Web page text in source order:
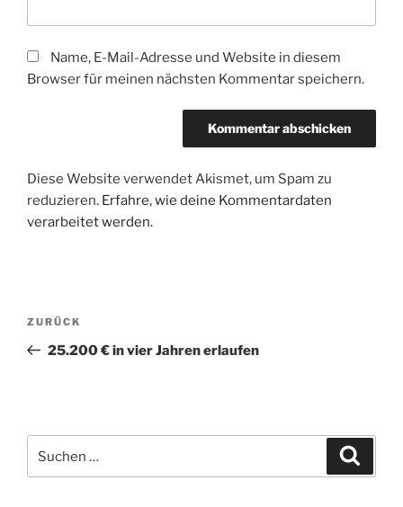
Name, E-Mail-Adresse und Website in diesem
Browser für meinen nächsten Kommentar speichern.
Diese Website verwendet Akismet, um Spam zu
reduzieren. Erfahre, wie deine Kommentardaten
verarbeitet werden.
Beitragsnavigation
Vorheriger
Beitrag
ZURÜCK
25.200 € in vier Jahren erlaufen
nach: